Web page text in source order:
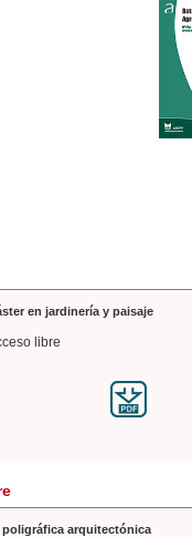
VAT
en jardinería y paisaje
libre
poligráfica arquitectónica